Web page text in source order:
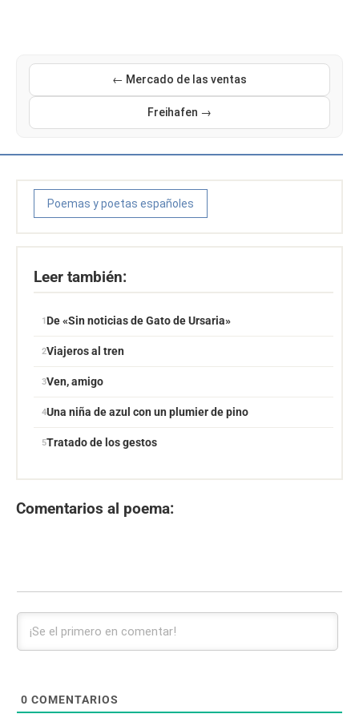
← Mercado de las ventas
Freihafen →
Poemas y poetas españoles
Leer también:
De «Sin noticias de Gato de Ursaria»
Viajeros al tren
Ven, amigo
Una niña de azul con un plumier de pino
Tratado de los gestos
Comentarios al poema:
0 COMENTARIOS